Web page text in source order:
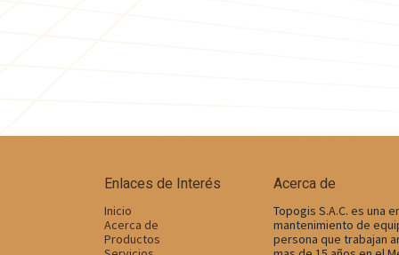
Enlaces de Interés
Inicio
Acerca de
Productos
Acerca de
Topogis S.A.C. es una
mantenimiento de
persona que trabajan